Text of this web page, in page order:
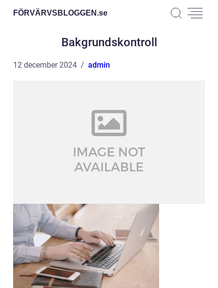
FÖRVÄRVSBLOGGEN.se
Bakgrundskontroll
12 december 2024 admin